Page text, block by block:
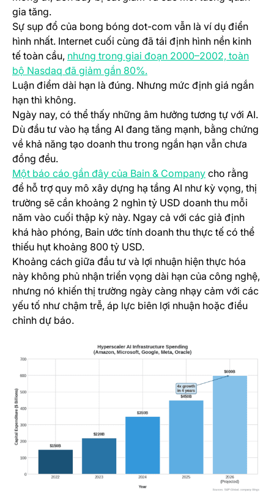
gia tăng.
Sự sụp đổ của bong bóng dot-com vẫn là ví dụ điển
hình nhất. Internet cuối cùng đã tái định hình nền kinh
tế toàn cầu, nhưng trong giai đoạn 2000–2002, toàn
bộ Nasdaq đã giảm gần 80%.
Luận điểm dài hạn là đúng. Nhưng mức định giá ngắn
hạn thì không.
Ngày nay, có thể thấy những âm hưởng tương tự với AI.
Dù đầu tư vào hạ tầng AI đang tăng mạnh, bằng chứng
về khả năng tạo doanh thu trong ngắn hạn vẫn chưa
đồng đều.
Một báo cáo gần đây của Bain & Company(opens in a
cho rằng
để hỗ trợ quy mô xây dựng hạ tầng AI như kỳ vọng, thị
trường sẽ cần khoảng 2 nghìn tỷ USD doanh thu mỗi
năm vào cuối thập kỷ này. Ngay cả với các giả định
khá hào phóng, Bain ước tính doanh thu thực tế có thể
thiếu hụt khoảng 800 tỷ USD.
Khoảng cách giữa đầu tư và lợi nhuận hiện thực hóa
này không phủ nhận triển vọng dài hạn của công nghệ,
nhưng nó khiến thị trường ngày càng nhạy cảm với các
yếu tố như chậm trễ, áp lực biên lợi nhuận hoặc điều
chỉnh dự báo.